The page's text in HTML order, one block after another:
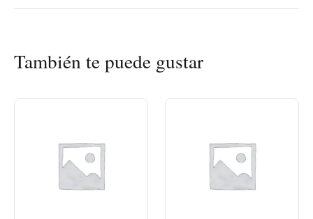
También te puede gustar